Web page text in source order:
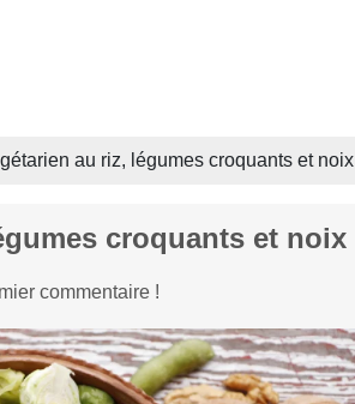
au riz, légumes croquants et noix
croquants et noix
commentaire !